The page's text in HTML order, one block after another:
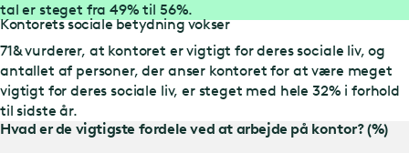
tal er steget fra 49% til 56%.
Kontorets sociale betydning vokser
71& vurderer, at kontoret er vigtigt for deres sociale liv, og
antallet af personer, der anser kontoret for at være meget
vigtigt for deres sociale liv, er steget med hele 32% i forhold
til sidste år.
Hvad er de vigtigste fordele ved at arbejde på kontor? (%)